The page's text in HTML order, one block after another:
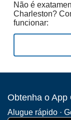
Não é
Charleston?
funcionar:
Obtenha o App
Alugue rápido ·